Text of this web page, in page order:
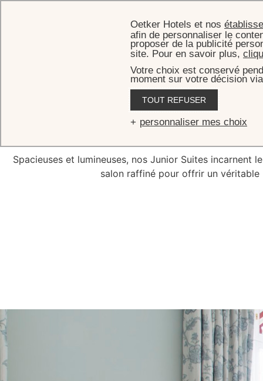
Spacieuses et lumineuses, nos Junior Suites incarnent
salon raffiné pour offrir un
Oetker Hotels et nos
afin de personnaliser le
proposer de la publicité
site. Pour en savoir plus,
Votre choix est conservé
moment sur votre décision
TOUT REFUSER
personnaliser mes choix